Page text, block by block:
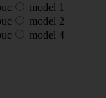
model 1
model 2
model 4